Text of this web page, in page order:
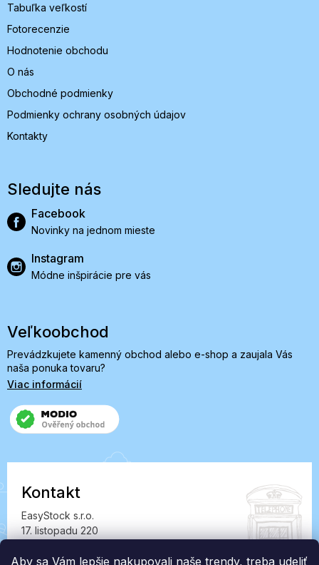
Aby sa Vám lepšie nakupovali naše trendy, treba udeliť
Tabuľka veľkostí
Fotorecenzie
Hodnotenie obchodu
O nás
Obchodné podmienky
Podmienky ochrany osobných údajov
Kontakty
Sledujte nás
Facebook
Novinky na jednom mieste
Instagram
Módne inšpirácie pre vás
Veľkoobchod
Prevádzkujete kamenný obchod alebo e-shop a zaujala Vás
naša ponuka tovaru?
Viac informácií
Kontakt
EasyStock s.r.o.
17. listopadu 220
IČ: 07727402, DIČ: CZ07727402